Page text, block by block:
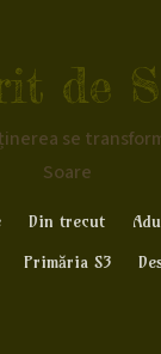
de
se
Soare
Din trecut
Primăria S3